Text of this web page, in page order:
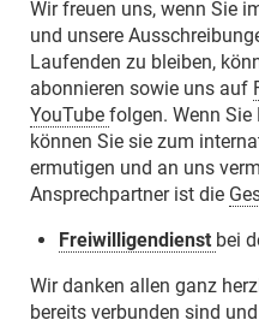
Wir freuen uns, wenn Sie
und unsere
Laufenden zu bleiben,
abonnieren sowie uns auf
YouTube folgen. Wenn
können Sie sie zum
ermutigen und an uns
Ansprechpartner ist die
Freiwilligendienst bei
Wir danken allen ganz
bereits verbunden sind